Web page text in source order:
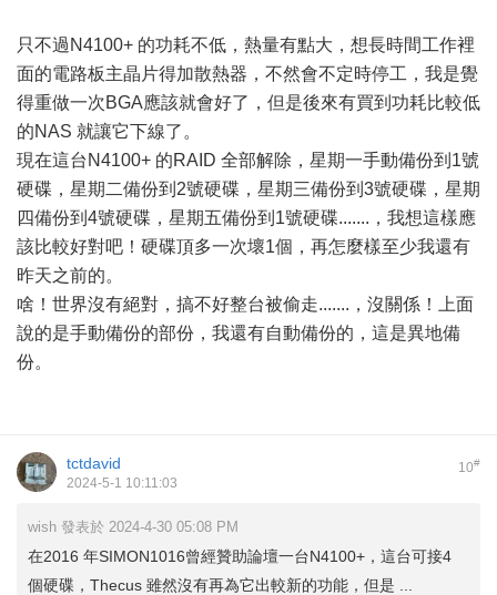
只不過N4100+ 的功耗不低，熱量有點大，想長時間工作裡
面的電路板主晶片得加散熱器，不然會不定時停工，我是覺
得重做一次BGA應該就會好了，但是後來有買到功耗比較低
的NAS 就讓它下線了。
現在這台N4100+ 的RAID 全部解除，星期一手動備份到1號
硬碟，星期二備份到2號硬碟，星期三備份到3號硬碟，星期
四備份到4號硬碟，星期五備份到1號硬碟.......，我想這樣應
該比較好對吧！硬碟頂多一次壞1個，再怎麼樣至少我還有
昨天之前的。
啥！世界沒有絕對，搞不好整台被偷走.......，沒關係！上面
說的是手動備份的部份，我還有自動備份的，這是異地備
份。
10#
tctdavid
2024-5-1 10:11:03
wish 發表於 2024-4-30 05:08 PM
在2016 年SIMON1016曾經贊助論壇一台N4100+，這台可接4
個硬碟，Thecus 雖然沒有再為它出較新的功能，但是 ...